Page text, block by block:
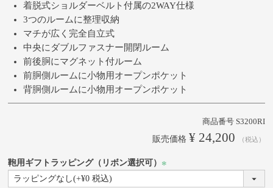
着脱式ショルダーベルト付属の2WAY仕様
3つのルームに整理収納
マチが広く完全自立式
中央にダブルファスナー開閉ルーム
前後胴にマグネット付ルーム
前胴側ルームに小物用オープンポケット
背胴側ルームに小物用オープンポケット
商品番号 S3200RI
販売価格 ¥ 24,200 税込
鞄用ギフトラッピング（リボン選択可）